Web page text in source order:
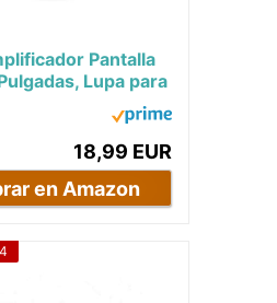
Pantalla
Lupa para
18,99 EUR
en Amazon